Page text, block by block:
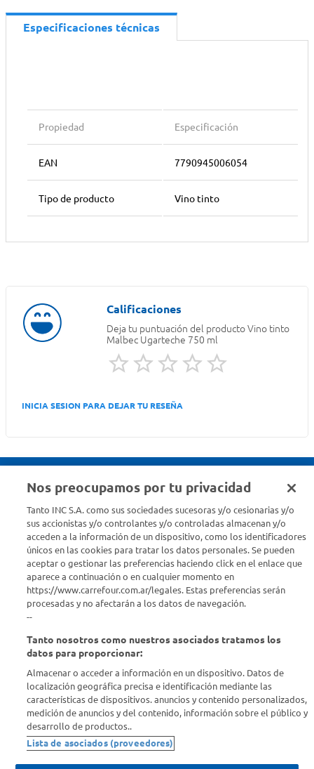
Especificaciones técnicas
Propiedad Especificación
EAN 7790945006054
Tipo de producto Vino tinto
Deja tu puntuación del productoVino tinto
Malbec Ugarteche 750 ml
INICIA SESION PARA DEJAR TU RESEÑA
Estamos para ayudarte
¿Tenés una consulta? Comunicate con nosotros acá
Descubrí Carrefour
Conocenos
Info útil
Comprá Online
Nos preocupamos por tu privacidad
Tanto INC S.A. como sus sociedades sucesoras y/o cesionarias y/o
sus accionistas y/o controlantes y/o controladas almacenan y/o
acceden a la información de un dispositivo, como los identificadores
únicos en las cookies para tratar los datos personales. Se pueden
aceptar o gestionar las preferencias haciendo click en el enlace que
aparece a continuación o en cualquier momento en
https://www.carrefour.com.ar/legales. Estas preferencias serán
procesadas y no afectarán a los datos de navegación.
--
Tanto nosotros como nuestros asociados tratamos los
datos para proporcionar:
Almacenar o acceder a información en un dispositivo. Datos de
localización geográfica precisa e identificación mediante las
características de dispositivos. anuncios y contenido personalizados,
medición de anuncios y del contenido, información sobre el público y
desarrollo de productos..
Lista de asociados (proveedores)